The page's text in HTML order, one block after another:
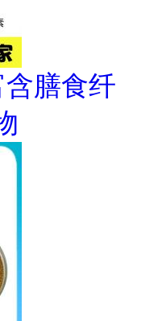
膳食纤